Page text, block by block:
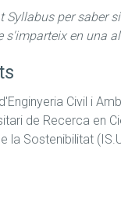
Syllabus per saber
s'imparteix en una
Civil i
de Recerca en
la Sostenibilitat